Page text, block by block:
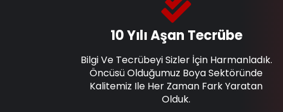
10 Yılı Aşan Tecrübe
Bilgi Ve Tecrübeyi Sizler İçin Harmanladık.
Öncüsü Olduğumuz Boya Sektöründe
Kalitemiz Ile Her Zaman Fark Yaratan
Olduk.